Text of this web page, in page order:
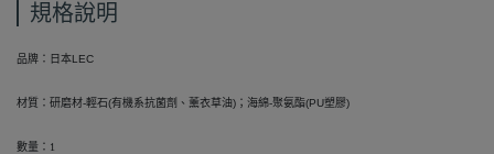
規格說明
品牌：日本LEC
材質：研磨材-輕石(有機系抗菌劑、薰衣草油)；海綿-聚氨酯(PU塑膠)
數量： 1